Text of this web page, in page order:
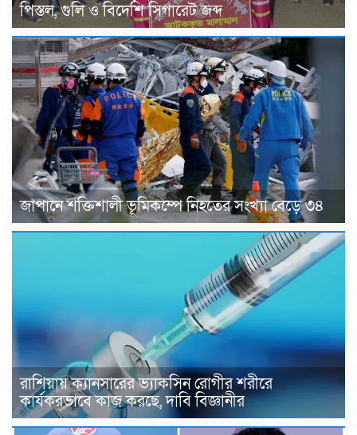
পিস্তল, গুলি ও বিদেশি সিগারেট জব্দ
জাপানে শক্তিশালী ভূমিকম্পে নিহতের সংখ্যা বেড়ে ৩৪
রাশিয়ায় ক্যানসারের ভ্যাকসিন রোগীর শরীরে
কার্যকরভাবে কাজ করছে, দাবি বিজ্ঞানীর